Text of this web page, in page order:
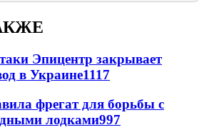
Эпицентр закрывает
в Украине1117
фрегат для борьбы с
лодками997